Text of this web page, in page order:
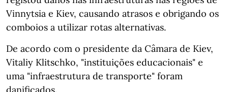
Vinnytsia e Kiev, causando atrasos e obrigando os
comboios a utilizar rotas alternativas.
De acordo com o presidente da Câmara de Kiev,
Vitaliy Klitschko, "instituições educacionais" e
uma "infraestrutura de transporte" foram
danificados.